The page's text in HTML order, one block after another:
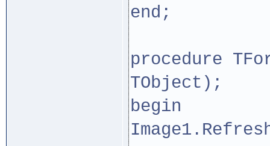
end;
procedure
TObject);
begin